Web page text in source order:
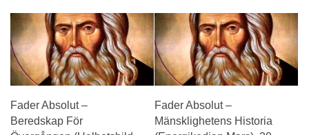
Fader Absolut –
Beredskap För
Fader Absolut –
Mänsklighetens Historia